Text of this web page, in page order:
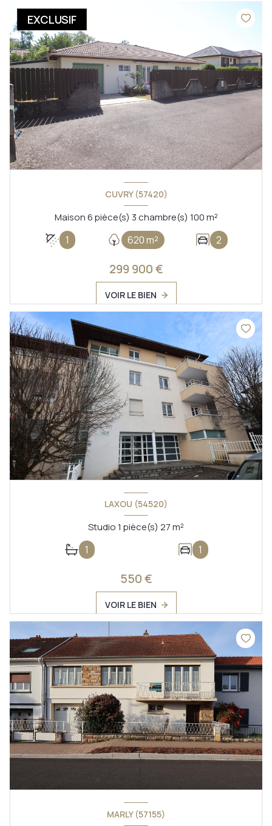
EXCLUSIF
CUVRY (57420)
Maison 6 pièce(s) 3 chambre(s) 100 m²
1 620 m² 2
299 900 €
VOIR LE BIEN
LAXOU (54520)
Studio 1 pièce(s) 27 m²
1 1
550 €
VOIR LE BIEN
MARLY (57155)